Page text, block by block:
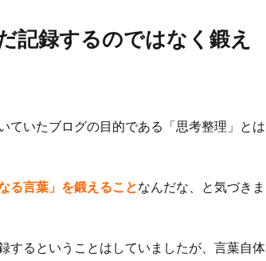
記録するのではなく鍛え
ていたブログの目的である「思考整理」とは
る言葉」を鍛えることなんだな、と気づきま
するということはしていましたが、言葉自体